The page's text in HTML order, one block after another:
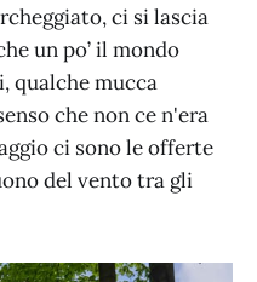
ci si lascia
un po’ il mondo
qualche mucca
che non ce n'era
ci sono le offerte
del vento tra gli